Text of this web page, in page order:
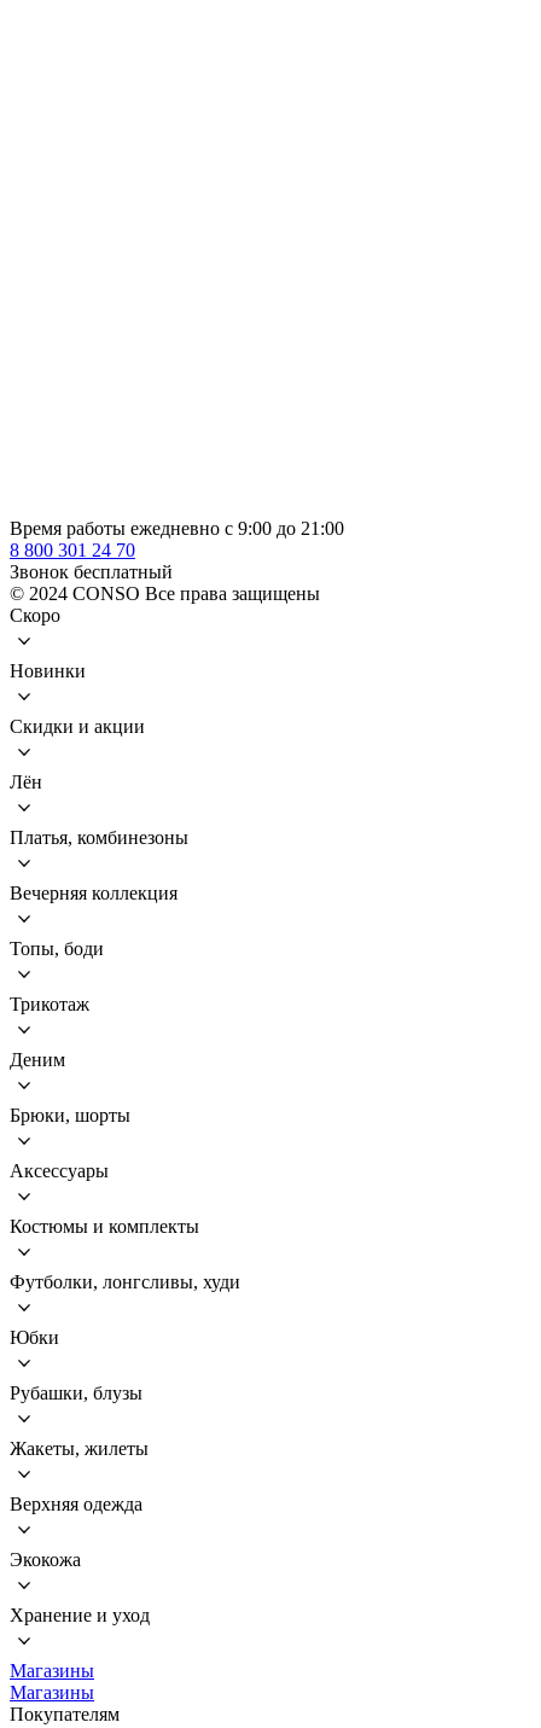
Время работы ежедневно с 9:00 до 21:00
8 800 301 24 70
Звонок бесплатный
© 2024 CONSO Все права защищены
Скоро
Новинки
Скидки и акции
Лён
Платья, комбинезоны
Вечерняя коллекция
Топы, боди
Трикотаж
Деним
Брюки, шорты
Аксессуары
Костюмы и комплекты
Футболки, лонгсливы, худи
Юбки
Рубашки, блузы
Жакеты, жилеты
Верхняя одежда
Экокожа
Хранение и уход
Магазины
Магазины
Покупателям